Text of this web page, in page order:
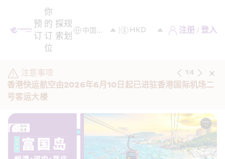
预
订
你
的
订
位
探
索
规
划
注册 / 登入
注意事项
香港快运航空由2026年6月10日起已进驻香港国际机场二
号客运大楼
1/4